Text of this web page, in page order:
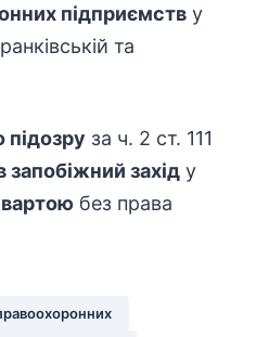
підприємств у
та
за ч. 2 ст. 111
запобіжний захід у
без права